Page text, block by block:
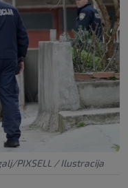
PIXSELL / Ilustracija